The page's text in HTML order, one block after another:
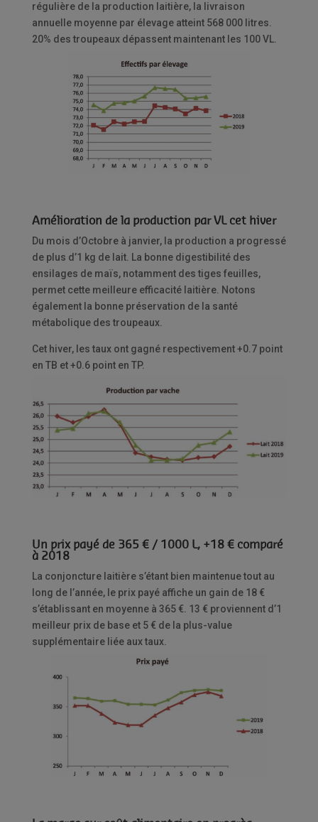
régulière de la production laitière, la livraison
annuelle moyenne par élevage atteint 568 000 litres.
20% des troupeaux dépassent maintenant les 100 VL.
Amélioration de la production par VL cet hiver
Du mois d’Octobre à janvier, la production a progressé
de plus d’1 kg de lait. La bonne digestibilité des
ensilages de maïs, notamment des tiges feuilles,
permet cette meilleure efficacité laitière. Notons
également la bonne préservation de la santé
métabolique des troupeaux.
Cet hiver, les taux ont gagné respectivement +0.7 point
en TB et +0.6 point en TP.
Un prix payé de 365 € / 1000 L, +18 € comparé
à 2018
La conjoncture laitière s’étant bien maintenue tout au
long de l’année, le prix payé affiche un gain de 18 €
s’établissant en moyenne à 365 €. 13 € proviennent d’1
meilleur prix de base et 5 € de la plus-value
supplémentaire liée aux taux.